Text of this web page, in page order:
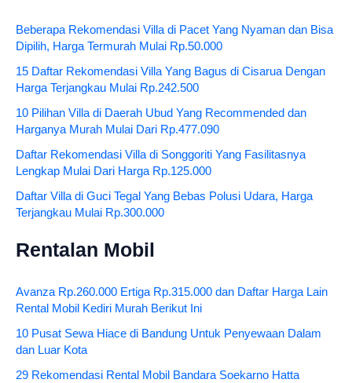
Beberapa Rekomendasi Villa di Pacet Yang Nyaman dan Bisa
Dipilih, Harga Termurah Mulai Rp.50.000
15 Daftar Rekomendasi Villa Yang Bagus di Cisarua Dengan
Harga Terjangkau Mulai Rp.242.500
10 Pilihan Villa di Daerah Ubud Yang Recommended dan
Harganya Murah Mulai Dari Rp.477.090
Daftar Rekomendasi Villa di Songgoriti Yang Fasilitasnya
Lengkap Mulai Dari Harga Rp.125.000
Daftar Villa di Guci Tegal Yang Bebas Polusi Udara, Harga
Terjangkau Mulai Rp.300.000
Rentalan Mobil
Avanza Rp.260.000 Ertiga Rp.315.000 dan Daftar Harga Lain
Rental Mobil Kediri Murah Berikut Ini
10 Pusat Sewa Hiace di Bandung Untuk Penyewaan Dalam
dan Luar Kota
29 Rekomendasi Rental Mobil Bandara Soekarno Hatta